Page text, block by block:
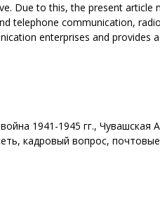
Due to this, the present
telephone communication,
enterprises and provides
1941-1945 гг.,
кадровый вопрос,